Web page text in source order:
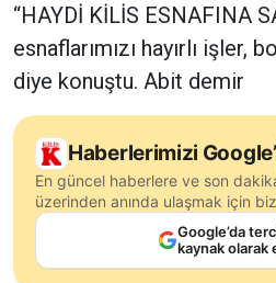
“HAYDİ KİLİS ESNAFINA
esnaflarımızı hayırlı işler,
diye konuştu. Abit demir
Haberlerimizi
En güncel haberlere ve son
üzerinden anında ulaşmak için
Google’da
kaynak olarak